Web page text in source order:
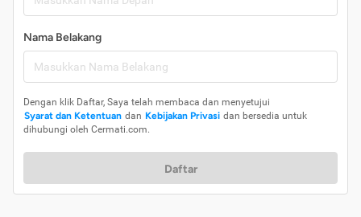
Nama Belakang
Dengan klik Daftar, Saya telah membaca dan menyetujui
Syarat dan Ketentuan dan Kebijakan Privasi dan bersedia untuk
dihubungi oleh Cermati.com.
Daftar